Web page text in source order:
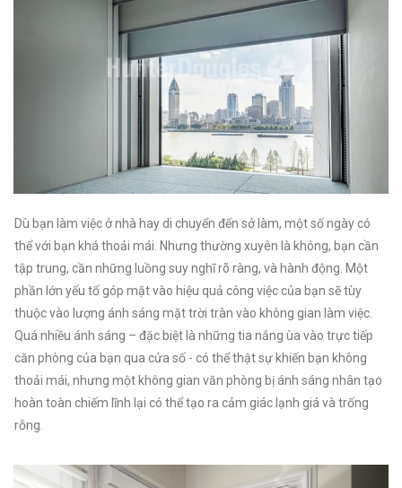
Dù bạn làm việc ở nhà hay di chuyển đến sở làm, một số ngày có
thể với bạn khá thoải mái. Nhưng thường xuyên là không, bạn cần
tập trung, cần những luồng suy nghĩ rõ ràng, và hành động. Một
phần lớn yếu tố góp mặt vào hiệu quả công việc của bạn sẽ tùy
thuộc vào lượng ánh sáng mặt trời tràn vào không gian làm việc.
Quá nhiều ánh sáng – đặc biệt là những tia nắng ùa vào trực tiếp
căn phòng của bạn qua cửa số - có thể thật sự khiến bạn không
thoải mái, nhưng một không gian văn phòng bị ánh sáng nhân tạo
hoàn toàn chiếm lĩnh lại có thể tạo ra cảm giác lạnh giá và trống
rỗng.